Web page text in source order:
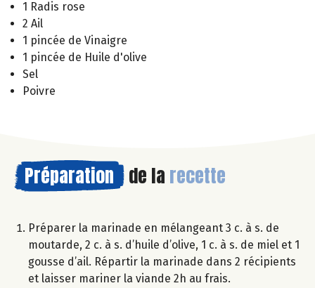
1 Radis rose
2 Ail
1 pincée de Vinaigre
1 pincée de Huile d'olive
Sel
Poivre
Préparation de la recette
Préparer la marinade en mélangeant 3 c. à s. de
moutarde, 2 c. à s. d’huile d’olive, 1 c. à s. de miel et 1
gousse d’ail. Répartir la marinade dans 2 récipients
et laisser mariner la viande 2h au frais.